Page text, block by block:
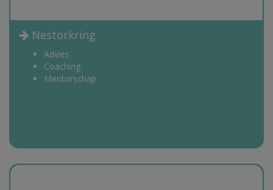
Nestorkring
Advies
Coaching
Mentorschap